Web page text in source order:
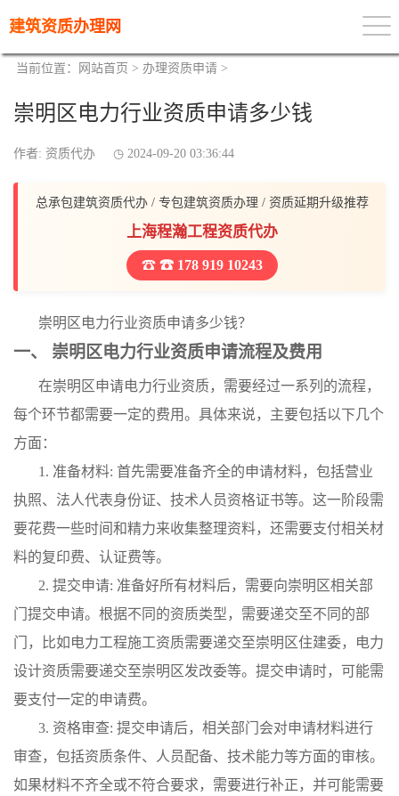
建筑资质办理网
当前位置： 网站首页 > 办理资质申请 >
崇明区电力行业资质申请多少钱
作者: 资质代办 2024-09-20 03:36:44
总承包建筑资质代办 / 专包建筑资质办理 / 资质延期升级推荐
上海程瀚工程资质代办
☎ 178 919 10243
崇明区电力行业资质申请多少钱？
一、 崇明区电力行业资质申请流程及费用
在崇明区申请电力行业资质，需要经过一系列的流程，
每个环节都需要一定的费用。具体来说，主要包括以下几个
方面：
1. 准备材料: 首先需要准备齐全的申请材料，包括营业
执照、法人代表身份证、技术人员资格证书等。这一阶段需
要花费一些时间和精力来收集整理资料，还需要支付相关材
料的复印费、认证费等。
2. 提交申请: 准备好所有材料后，需要向崇明区相关部
门提交申请。根据不同的资质类型，需要递交至不同的部
门，比如电力工程施工资质需要递交至崇明区住建委，电力
设计资质需要递交至崇明区发改委等。提交申请时，可能需
要支付一定的申请费。
3. 资格审查: 提交申请后，相关部门会对申请材料进行
审查，包括资质条件、人员配备、技术能力等方面的审核。
如果材料不齐全或不符合要求，需要进行补正，并可能需要